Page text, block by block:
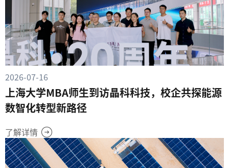
2026-07-16
上海大学MBA师生到访晶科科技，校企共探能源
数智化转型新路径
了解详情